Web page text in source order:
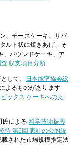
、チーズケーキ、サバ
ルト状に焼きあげ、そ
、パウンドケーキ、ア
収支項目分類
して、
日本能率協会総
によるものがあります
ックス ケーキへの支
氏による 科学技術振興
待 第6回 家計の公的統
された市場規模推定法